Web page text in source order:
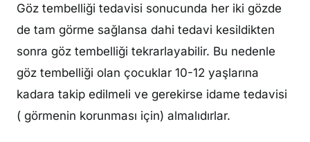
Göz tembelliği tedavisi sonucunda her iki gözde
de tam görme sağlansa dahi tedavi kesildikten
sonra göz tembelliği tekrarlayabilir. Bu nedenle
göz tembelliği olan çocuklar 10-12 yaşlarına
kadara takip edilmeli ve gerekirse idame tedavisi
( görmenin korunması için) almalıdırlar.